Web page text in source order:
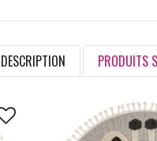
DESCRIPTION PRODUITS